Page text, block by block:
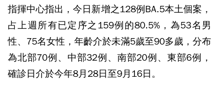
指揮中心指出，今日新增之128例BA.5本土個案，
占上週所有已定序之159例的80.5%，為53名男
性、75名女性，年齡介於未滿5歲至90多歲，分布
為北部70例、中部32例、南部20例、東部6例，
確診日介於今年8月28日至9月16日。